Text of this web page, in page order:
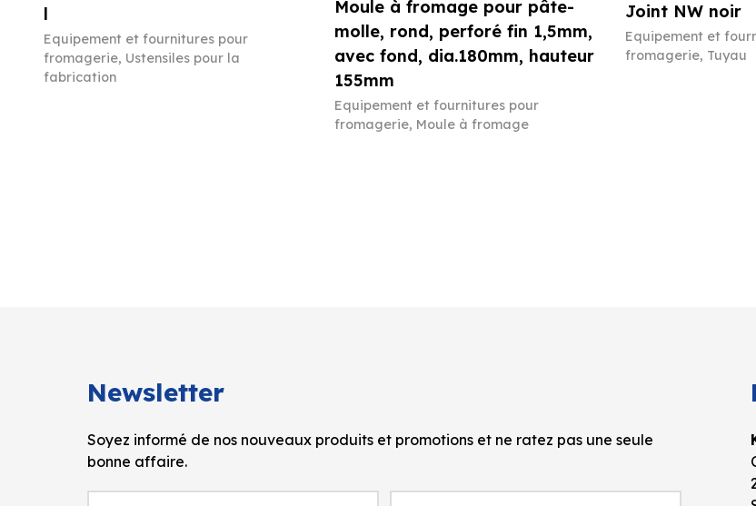
l
Equipement et fournitures pour
fromagerie, Ustensiles pour la
fabrication
Moule à fromage pour pâte-
molle, rond, perforé fin 1,5mm,
avec fond, dia.180mm, hauteur
155mm
Equipement et fournitures pour
fromagerie, Moule à fromage
Joint NW noir
Equipement et
fromagerie, Tuyau
Newsletter
Soyez informé de nos nouveaux produits et promotions et ne ratez pas une seule
bonne affaire.